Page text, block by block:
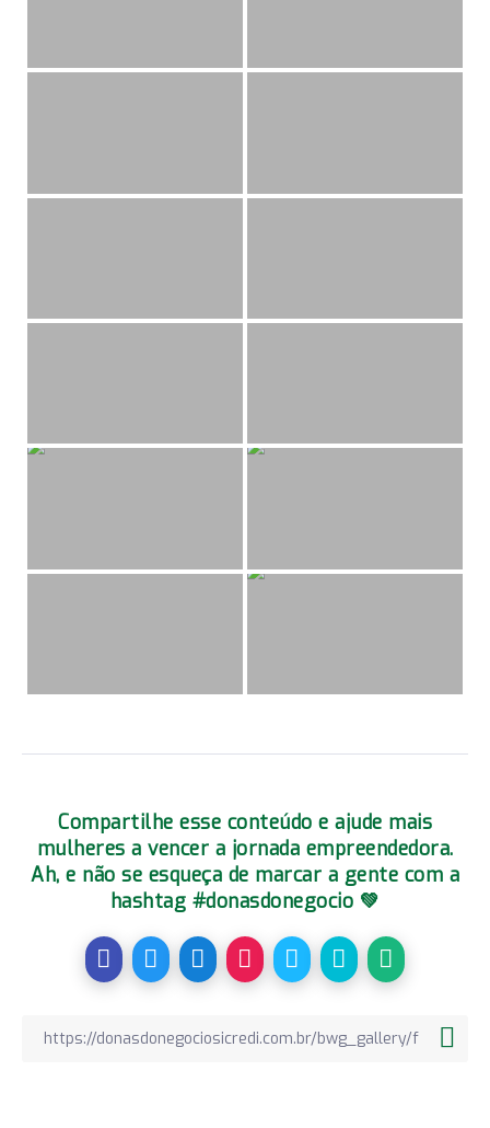
Compartilhe esse conteúdo e ajude mais
mulheres a vencer a jornada empreendedora.
Ah, e não se esqueça de marcar a gente com a
hashtag #donasdonegocio 💚